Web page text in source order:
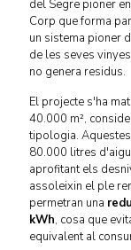
del Segre pioner
Corp que forma
un sistema pioner
de les seves
no genera residus.
El projecte s'ha
40.000 m²,
tipologia.
80.000 litres
aprofitant els
assoleixin el ple
permetran una
kWh, cosa que
equivalent al